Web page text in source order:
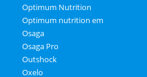
Optimum Nutrition
Optimum nutrition em
Osaga
Osaga Pro
Outshock
Oxelo